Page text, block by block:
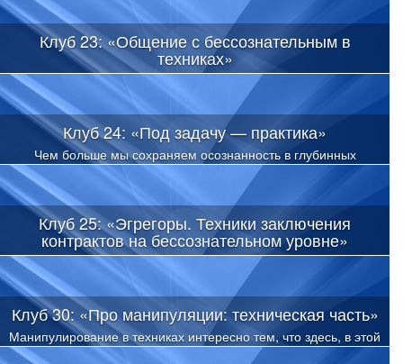
Клуб 23: «Общение с бессознательным в
техниках»
Итак, мы сегодня будем говорить о бессознательном, откуда
пришло это понятие. И соответственно, что такое сознание, и
где оно живет.
Клуб 24: «Под задачу — практика»
Чем больше мы сохраняем осознанность в глубинных
состояниях торможения, удерживая при этом состояние
любви, чем более управляемо и целенаправленно работает
программа ума, чем больше мы сконцентрированы на задаче,
тем быстрее результат
Клуб 25: «Эгрегоры. Техники заключения
контрактов на бессознательном уровне»
В жизни быть свободным от взаимодействия с эгрегорами
нельзя. Человек, как батарейка, всегда с кем-то и чем-то
обменивается энергией и информацией.
Клуб 30: «Про манипуляции: техническая часть»
Манипулирование в техниках интересно тем, что здесь, в этой
теме, много социальных шаблонов и представлений.